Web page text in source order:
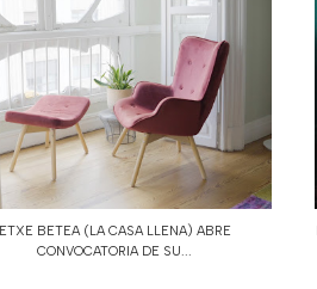
ETXE BETEA (LA CASA LLENA) ABRE
CONVOCATORIA DE SU...